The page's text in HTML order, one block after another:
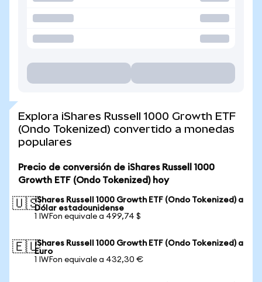
Explora iShares Russell 1000 Growth ETF
(Ondo Tokenized) convertido a monedas
populares
Precio de conversión de iShares Russell 1000
Growth ETF (Ondo Tokenized) hoy
🇺🇸iShares Russell 1000 Growth ETF (Ondo Tokenized) a
Dólar estadounidense
1 IWFon equivale a 499,74 $
🇪🇺iShares Russell 1000 Growth ETF (Ondo Tokenized) a
Euro
1 IWFon equivale a 432,30 €